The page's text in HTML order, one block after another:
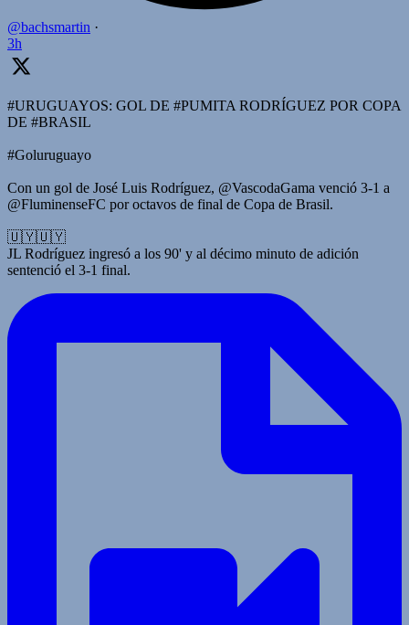
@bachsmartin ·
3h
#URUGUAYOS: GOL DE #PUMITA RODRÍGUEZ POR COPA
DE #BRASIL
#Goluruguayo
Con un gol de José Luis Rodríguez, @VascodaGama venció 3-1 a
@FluminenseFC por octavos de final de Copa de Brasil.
🇺🇾🇺🇾
JL Rodríguez ingresó a los 90' y al décimo minuto de adición
sentenció el 3-1 final.